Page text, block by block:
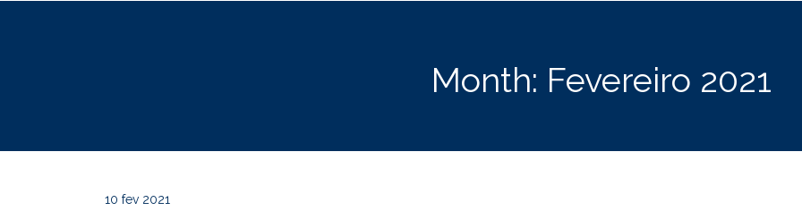
Month: Fevereiro 2021
10 fev 2021